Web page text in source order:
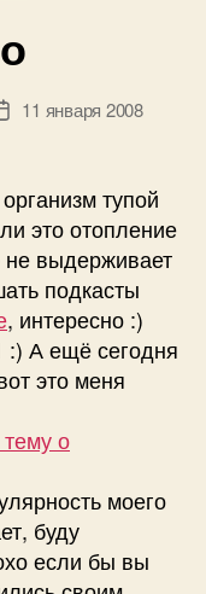
11 января 2008
тупой
это отопление
не выдерживает
подкасты
, интересно :)
:) А ещё сегодня
это меня
тему о
моего
буду
если бы вы